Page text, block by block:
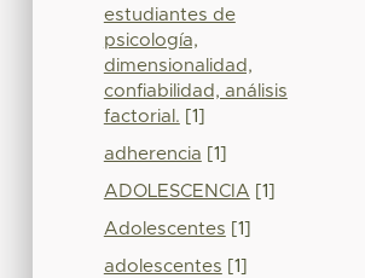
estudiantes de
psicología,
dimensionalidad,
confiabilidad, análisis
factorial. [1]
adherencia [1]
ADOLESCENCIA [1]
Adolescentes [1]
adolescentes [1]